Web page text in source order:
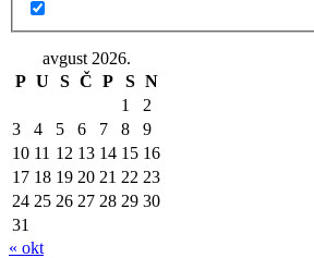
avgust 2026.
P U S Č P S N
1
2
3
4 5 6 7 8
9
10 11 12 13 14 15 16
17 18 19 20 21 22 23
24 25 26 27 28 29 30
31
« okt